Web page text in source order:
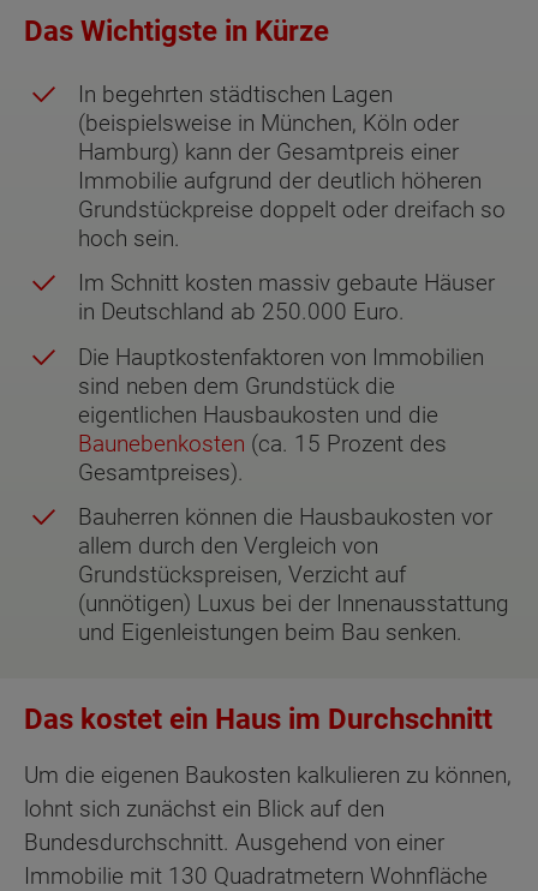
Das Wichtigste in Kürze
In begehrten städtischen Lagen
(beispielsweise in München, Köln oder
Hamburg) kann der Gesamtpreis einer
Immobilie aufgrund der deutlich höheren
Grundstückpreise doppelt oder dreifach so
hoch sein.
Im Schnitt kosten massiv gebaute Häuser
in Deutschland ab 250.000 Euro.
Die Hauptkostenfaktoren von Immobilien
sind neben dem Grundstück die
eigentlichen Hausbaukosten und die
Baunebenkosten (ca. 15 Prozent des
Gesamtpreises).
Bauherren können die Hausbaukosten vor
allem durch den Vergleich von
Grundstückspreisen, Verzicht auf
(unnötigen) Luxus bei der Innenausstattung
und Eigenleistungen beim Bau senken.
Das kostet ein Haus im Durchschnitt
Um die eigenen Baukosten kalkulieren zu können,
lohnt sich zunächst ein Blick auf den
Bundesdurchschnitt. Ausgehend von einer
Immobilie mit 130 Quadratmetern Wohnfläche